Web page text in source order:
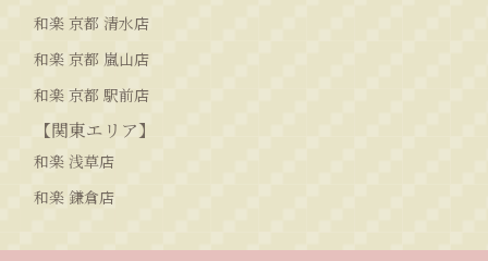
和楽 京都 清水店
和楽 京都 嵐山店
和楽 京都 駅前店
【関東エリア】
和楽 浅草店
和楽 鎌倉店